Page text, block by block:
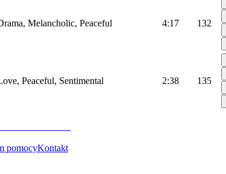
Melancholic, Peaceful 4:17 132
Peaceful, Sentimental 2:38 135
pomocyKontakt